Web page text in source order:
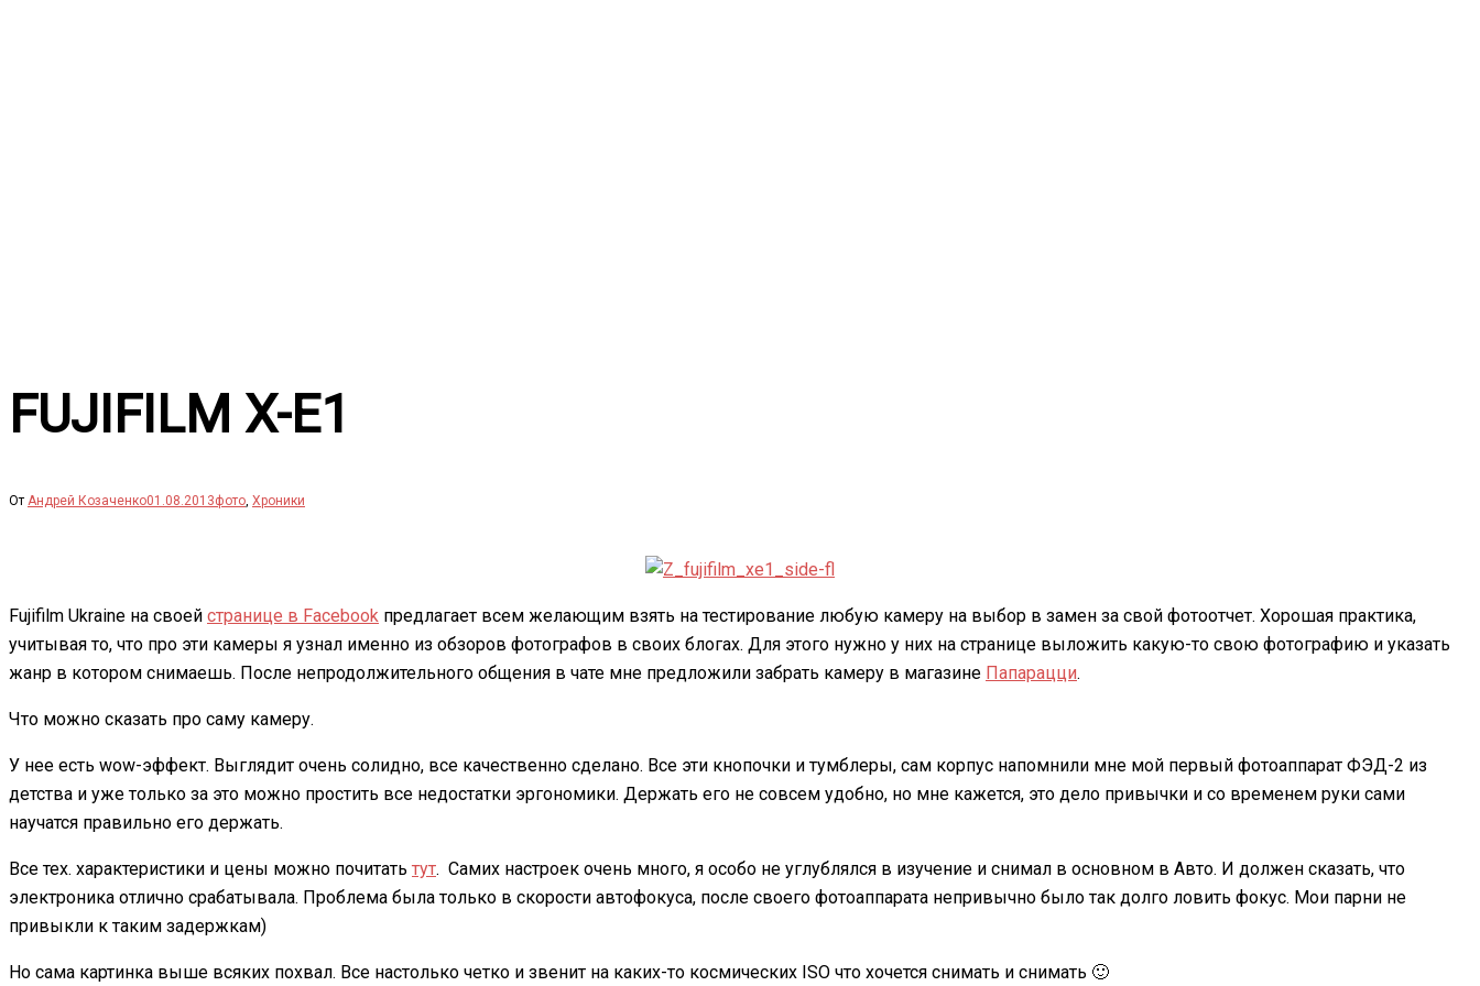
FUJIFILM X-E1
От Андрей Козаченко01.08.2013фото Хроники
Fujifilm Ukraine на своей странице в Facebook предлагает всем желающим взять на тестирование любую камеру на выбор в замен за свой фотоотчет. Хорошая практика,
учитывая то, что про эти камеры я узнал именно из обзоров фотографов в своих блогах. Для этого нужно у них на странице выложить какую-то свою фотографию и указать
жанр в котором снимаешь. После непродолжительного общения в чате мне предложили забрать камеру в магазине Папарацци.
Что можно сказать про саму камеру.
У нее есть wow-эффект. Выглядит очень солидно, все качественно сделано. Все эти кнопочки и тумблеры, сам корпус напомнили мне мой первый фотоаппарат ФЭД-2 из
детства и уже только за это можно простить все недостатки эргономики. Держать его не совсем удобно, но мне кажется, это дело привычки и со временем руки сами
научатся правильно его держать.
Все тех. характеристики и цены можно почитать тут. Самих настроек очень много, я особо не углублялся в изучение и снимал в основном в Авто. И должен сказать, что
электроника отлично срабатывала. Проблема была только в скорости автофокуса, после своего фотоаппарата непривычно было так долго ловить фокус. Мои парни не
привыкли к таким задержкам)
Но сама картинка выше всяких похвал. Все настолько четко и звенит на каких-то коcмических ISO что хочется снимать и снимать 🙂